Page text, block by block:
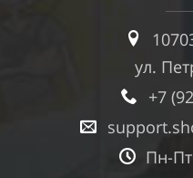
ул.
+7
Пн-